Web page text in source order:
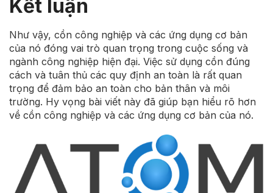
Kết luận
Như vậy, cồn công nghiệp và các ứng dụng cơ bản
của nó đóng vai trò quan trọng trong cuộc sống và
ngành công nghiệp hiện đại. Việc sử dụng cồn đúng
cách và tuân thủ các quy định an toàn là rất quan
trọng để đảm bảo an toàn cho bản thân và môi
trường. Hy vọng bài viết này đã giúp bạn hiểu rõ hơn
về cồn công nghiệp và các ứng dụng cơ bản của nó.